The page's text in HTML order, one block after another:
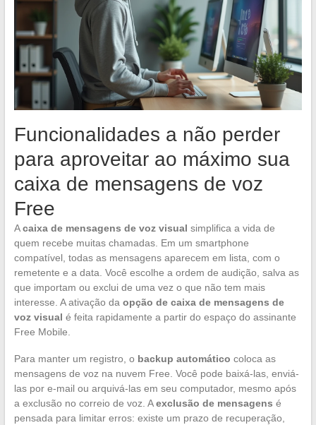
Funcionalidades a não perder
para aproveitar ao máximo sua
caixa de mensagens de voz
Free
Acaixa de mensagens de voz visual simplifica a vida de
quem recebe muitas chamadas. Em um smartphone
compatível, todas as mensagens aparecem em lista, com o
remetente e a data. Você escolhe a ordem de audição, salva as
que importam ou exclui de uma vez o que não tem mais
interesse. A ativação da opção de caixa de mensagens de
voz visual é feita rapidamente a partir do espaço do assinante
Free Mobile.
Para manter um registro, o backup automático coloca as
mensagens de voz na nuvem Free. Você pode baixá-las, enviá-
las por e-mail ou arquivá-las em seu computador, mesmo após
a exclusão no correio de voz. Aexclusão de mensagens é
pensada para limitar erros: existe um prazo de recuperação,